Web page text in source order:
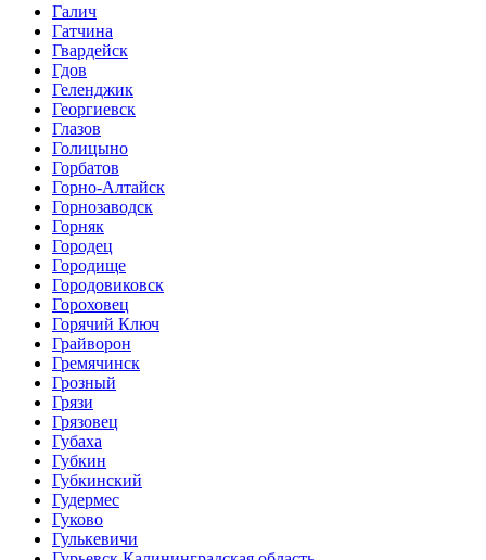
Галич
Гатчина
Гвардейск
Гдов
Геленджик
Георгиевск
Глазов
Голицыно
Горбатов
Горно-Алтайск
Горнозаводск
Горняк
Городец
Городище
Городовиковск
Гороховец
Горячий Ключ
Грайворон
Гремячинск
Грозный
Грязи
Грязовец
Губаха
Губкин
Губкинский
Гудермес
Гуково
Гулькевичи